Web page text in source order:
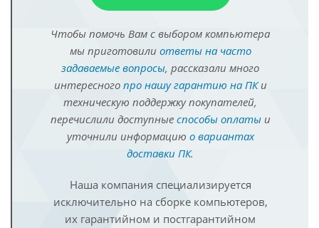
Чтобы помочь Вам с выбором компьютера
мы приготовили ответы на часто
задаваемые вопросы, рассказали много
интересного про нашу гарантию на ПКи
техническую поддержку покупателей,
перечислили доступные способы оплатыи
уточнили информацию о вариантах
доставки ПК.
Наша компания специализируется
исключительно на сборке компьютеров,
их гарантийном и постгарантийном